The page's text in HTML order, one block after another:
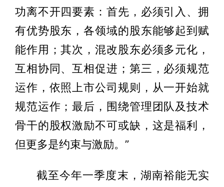
功离不开四要素：首先，必须引入、拥
有优势股东，各领域的股东能够起到赋
能作用；其次，混改股东必须多元化，
互相协同、互相促进；第三，必须规范
运作，依照上市公司规则，从一开始就
规范运作；最后，围绕管理团队及技术
骨干的股权激励不可或缺，这是福利，
但更多是约束与激励。”
截至今年一季度末，湖南裕能无实